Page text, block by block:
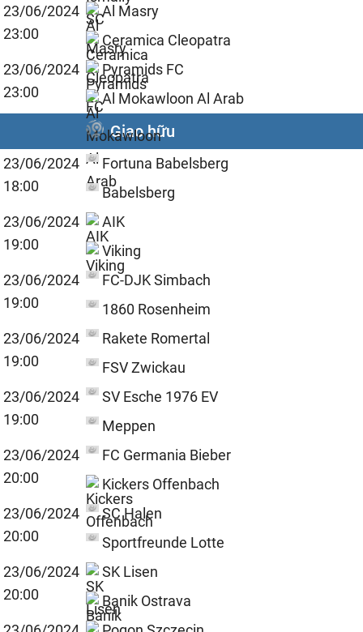
23/06/2024
23:00
Al Masry
Ceramica Cleopatra
23/06/2024
23:00
Pyramids FC
Al Mokawloon Al Arab
Giao hữu
23/06/2024
18:00
Fortuna Babelsberg
Babelsberg
23/06/2024
19:00
AIK
Viking
23/06/2024
19:00
FC-DJK Simbach
1860 Rosenheim
23/06/2024
19:00
Rakete Romertal
FSV Zwickau
23/06/2024
19:00
SV Esche 1976 EV
Meppen
23/06/2024
20:00
FC Germania Bieber
Kickers Offenbach
23/06/2024
20:00
SC Halen
Sportfreunde Lotte
23/06/2024
20:00
SK Lisen
Banik Ostrava